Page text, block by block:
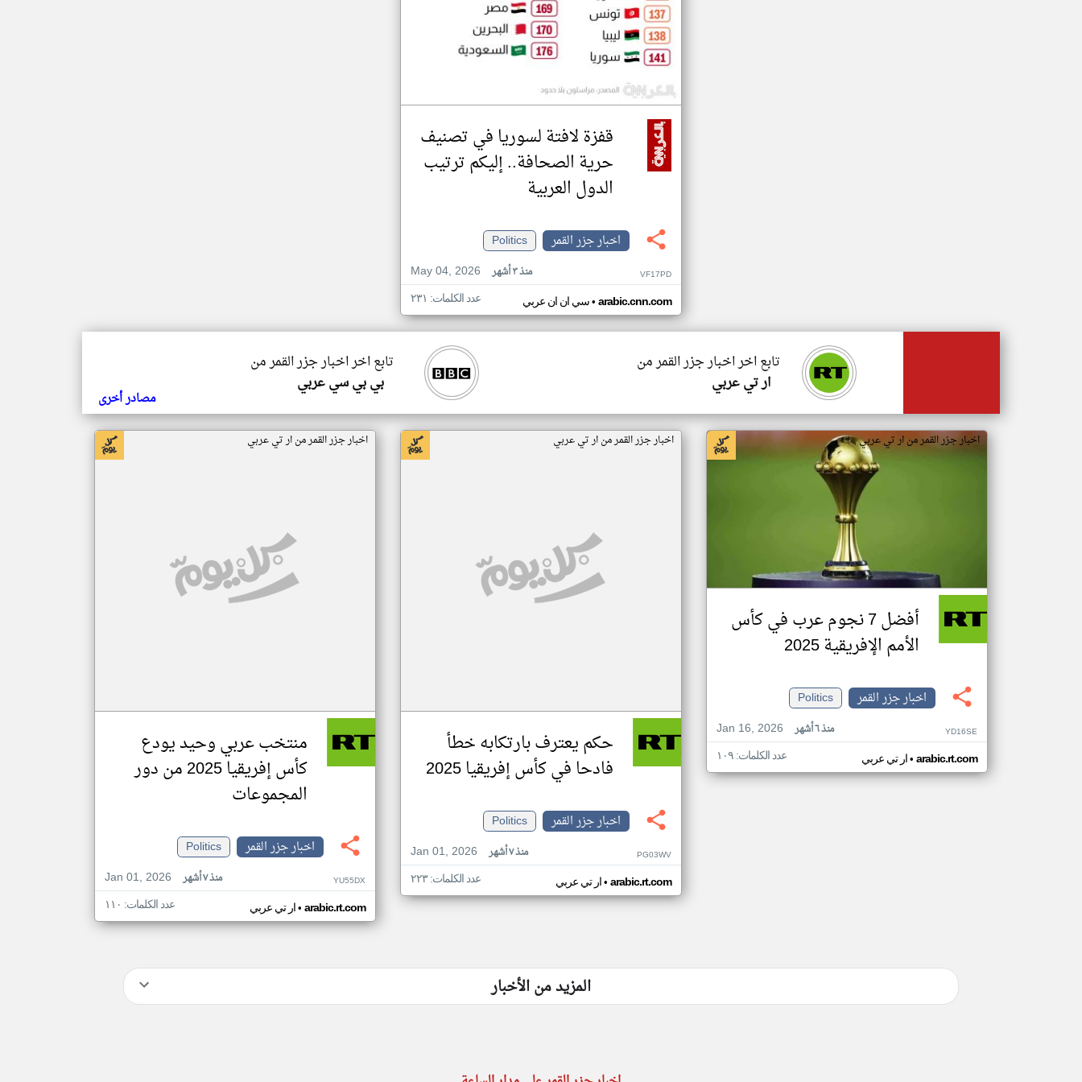
قفزة لافتة لسوريا في تصنيف
حرية الصحافة.. إليكم ترتيب
الدول العربية
اخبار جزر القمر
Politics
May 04, 2026
منذ ٣ أشهر VF17PD
سي ان ان عربي• arabic.cnn.com عدد الكلمات: ٢٣١
تابع اخر اخبار جزر القمر من
بي بي سي عربي
تابع اخر اخبار جزر القمر من
ار تي عربي
مصادر أخرى
اخبار جزر القمر من ار تي عربي
أفضل 7 نجوم عرب في كأس
الأمم الإفريقية 2025
اخبار جزر القمر
Politics
Jan 16, 2026
منذ ٦ أشهر YD16SE
ار تي عربي• arabic.rt.com عدد الكلمات: ١٠٩
اخبار جزر القمر من ار تي عربي
حكم يعترف بارتكابه خطأ
فادحا في كأس إفريقيا 2025
اخبار جزر القمر
Politics
Jan 01, 2026
منذ ٧ أشهر PG03WV
ار تي عربي• arabic.rt.com عدد الكلمات: ٢٢٣
اخبار جزر القمر من ار تي عربي
منتخب عربي وحيد يودع
كأس إفريقيا 2025 من دور
المجموعات
اخبار جزر القمر
Politics
Jan 01, 2026
منذ ٧ أشهر YU55DX
ار تي عربي• arabic.rt.com عدد الكلمات: ١١٠
المزيد من الأخبار